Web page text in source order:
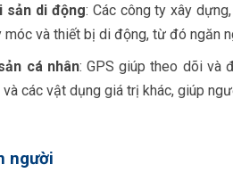
sản di động: Các công ty xây
móc và thiết bị di động, từ đó ngăn
cá nhân: GPS giúp theo dõi và
và các vật dụng giá trị khác, giúp
người